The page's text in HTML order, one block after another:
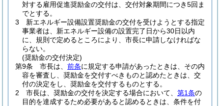
対する雇用促進奨励金の交付は、交付対象期間につき5回ま
でとする。
3
新エネルギー設備設置奨励金の交付を受けようとする指定
事業者は、新エネルギー設備の設置完了日から30日以内
に、規則で定めるところにより、市長に申請しなければな
らない。
(奨励金の交付決定)
第9条
市長は、 前条に規定する申請があったときは、その内
容を審査し、奨励金を交付すべきものと認めたときは、交
付の決定をし、奨励金を交付するものとする。
2
市長は、奨励金の交付を決定する場合において、 第1条の
目的を達成するため必要があると認めるときは、条件を付